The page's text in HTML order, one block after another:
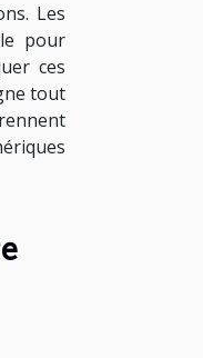
Les
pour
ces
tout